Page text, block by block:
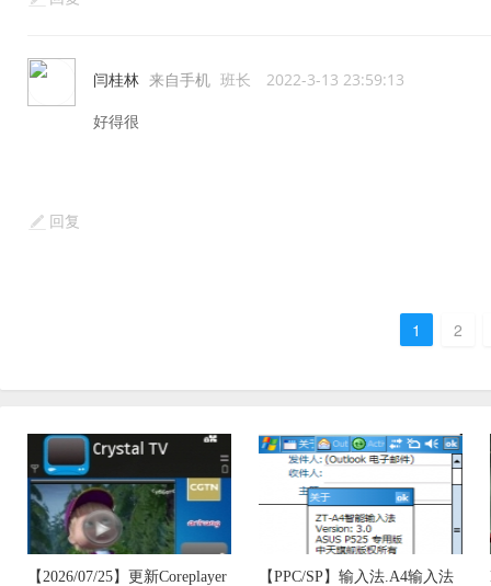
闫桂林 来自手机 班长 2022-3-13 23:59:13
好得很
回复
1 2
【2026/07/25】更新Coreplayer
【PPC/SP】输入法.A4输入法